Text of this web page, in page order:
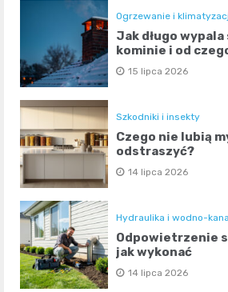
Ogrzewanie i
Jak długo wypala
kominie i od
15 lipca 2026
Szkodniki i insekty
Czego nie lubią
odstraszyć?
14 lipca 2026
Hydraulika i wodno-
Odpowietrzenie
jak wykonać
14 lipca 2026